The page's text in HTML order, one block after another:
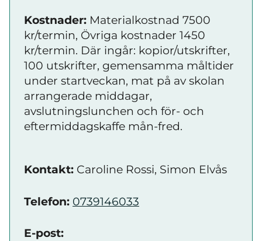
Kostnader: Materialkostnad 7500
kr/termin, Övriga kostnader 1450
kr/termin. Där ingår: kopior/utskrifter,
100 utskrifter, gemensamma måltider
under startveckan, mat på av skolan
arrangerade middagar,
avslutningslunchen och för- och
eftermiddagskaffe mån-fred.
Kontakt: Caroline Rossi, Simon Elvås
Telefon: 0739146033
E-post: